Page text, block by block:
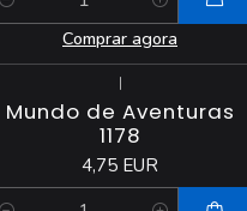
Quantidade
Comprar agora
|
Mundo de Aventuras
1178
4,75 EUR